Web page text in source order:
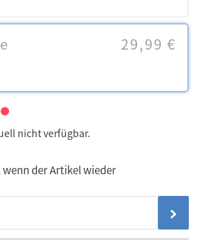
29,99 €
nicht verfügbar.
der Artikel wieder